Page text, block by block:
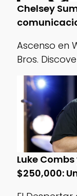
Chelsey
Ascenso en
Bros.
Luke
$250,000: